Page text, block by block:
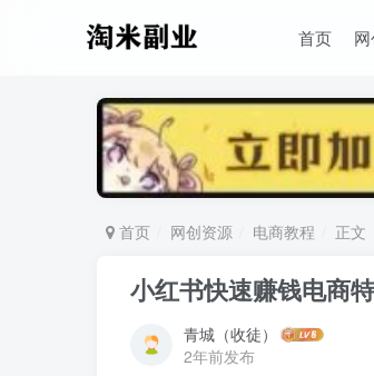
首页
首页 网创资源 电商教程 正文
小红书快速赚钱电商
青城（收徒）
2年前发布